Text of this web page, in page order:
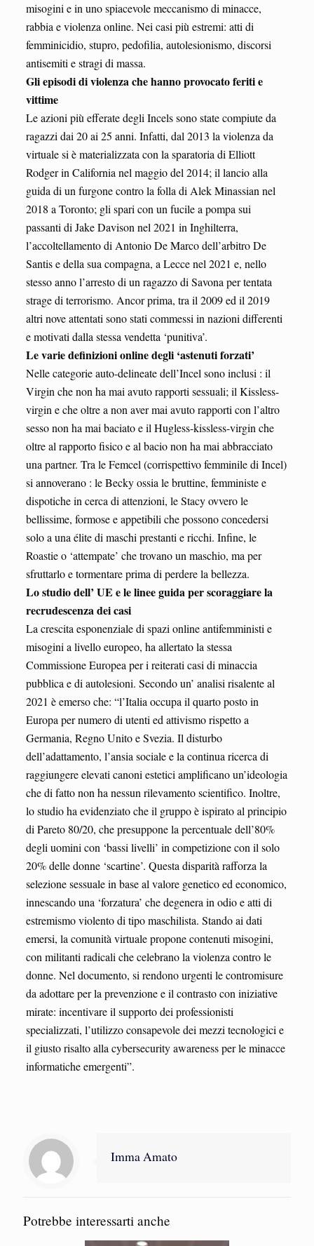
misogini e in uno spiacevole meccanismo di minacce,
rabbia e violenza online. Nei casi più estremi: atti di
femminicidio, stupro, pedofilia, autolesionismo, discorsi
antisemiti e stragi di massa.
Gli episodi di violenza che hanno provocato feriti e
vittime
Le azioni più efferate degli Incels sono state compiute da
ragazzi dai 20 ai 25 anni. Infatti, dal 2013 la violenza da
virtuale si è materializzata con la sparatoria di Elliott
Rodger in California nel maggio del 2014; il lancio alla
guida di un furgone contro la folla di Alek Minassian nel
2018 a Toronto; gli spari con un fucile a pompa sui
passanti di Jake Davison nel 2021 in Inghilterra,
l’accoltellamento di Antonio De Marco dell’arbitro De
Santis e della sua compagna, a Lecce nel 2021 e, nello
stesso anno l’arresto di un ragazzo di Savona per tentata
strage di terrorismo. Ancor prima, tra il 2009 ed il 2019
altri nove attentati sono stati commessi in nazioni differenti
e motivati dalla stessa vendetta ‘punitiva’.
Le varie definizioni online degli ‘astenuti forzati’
Nelle categorie auto-delineate dell’Incel sono inclusi : il
Virgin che non ha mai avuto rapporti sessuali; il Kissless-
virgin e che oltre a non aver mai avuto rapporti con l’altro
sesso non ha mai baciato e il Hugless-kissless-virgin che
oltre al rapporto fisico e al bacio non ha mai abbracciato
una partner. Tra le Femcel (corrispettivo femminile di Incel)
si annoverano : le Becky ossia le bruttine, femministe e
dispotiche in cerca di attenzioni, le Stacy ovvero le
bellissime, formose e appetibili che possono concedersi
solo a una élite di maschi prestanti e ricchi. Infine, le
Roastie o ‘attempate’ che trovano un maschio, ma per
sfruttarlo e tormentare prima di perdere la bellezza.
Lo studio dell’ UE e le linee guida per scoraggiare la
recrudescenza dei casi
La crescita esponenziale di spazi online antifemministi e
misogini a livello europeo, ha allertato la stessa
Commissione Europea per i reiterati casi di minaccia
pubblica e di autolesioni. Secondo un’ analisi risalente al
2021 è emerso che: “l’Italia occupa il quarto posto in
Europa per numero di utenti ed attivismo rispetto a
Germania, Regno Unito e Svezia. Il disturbo
dell’adattamento, l’ansia sociale e la continua ricerca di
raggiungere elevati canoni estetici amplificano un’ideologia
che di fatto non ha nessun rilevamento scientifico. Inoltre,
lo studio ha evidenziato che il gruppo è ispirato al principio
di Pareto 80/20, che presuppone la percentuale dell’80%
degli uomini con ‘bassi livelli’ in competizione con il solo
20% delle donne ‘scartine’. Questa disparità rafforza la
selezione sessuale in base al valore genetico ed economico,
innescando una ‘forzatura’ che degenera in odio e atti di
estremismo violento di tipo maschilista. Stando ai dati
emersi, la comunità virtuale propone contenuti misogini,
con militanti radicali che celebrano la violenza contro le
donne. Nel documento, si rendono urgenti le contromisure
da adottare per la prevenzione e il contrasto con iniziative
mirate: incentivare il supporto dei professionisti
specializzati, l’utilizzo consapevole dei mezzi tecnologici e
il giusto risalto alla cybersecurity awareness per le minacce
informatiche emergenti”.
Imma Amato
Potrebbe interessarti anche